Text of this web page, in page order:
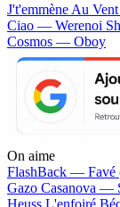
J't'emmène Au
Ciao — Werenoi
Cosmos — Oboy
On aime
FlashBack — Favé
Gazo Casanova —
Heuss L'enfoiré